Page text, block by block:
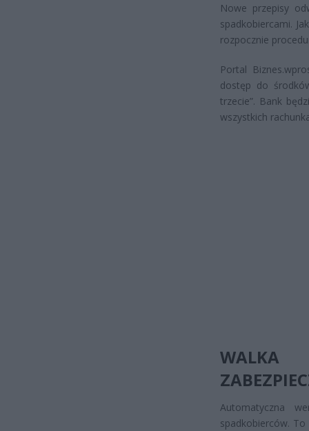
Nowe przepisy
spadkobiercami.
rozpocznie
Portal
dostęp do
trzecie”. Bank
wszystkich
WALKA
Automatyczna
spadkobierców.